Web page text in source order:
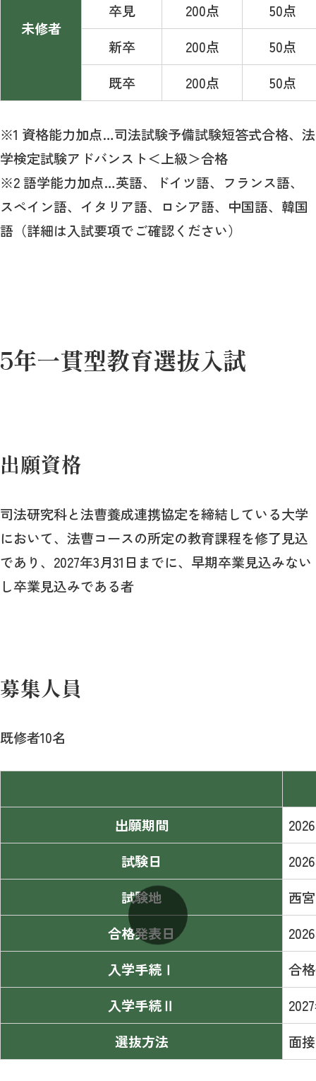
未修者
卒見
200点
50点
新卒
200点
50点
既卒
200点 50点
※1 資格能力加点…司法試験予備試験短答式合格、法
学検定試験アドバンスト＜上級＞合格
※2 語学能力加点…英語、ドイツ語、フランス語、
スペイン語、イタリア語、ロシア語、中国語、韓国
語（詳細は入試要項でご確認ください）
5年一貫型教育選抜入試
出願資格
司法研究科と法曹養成連携協定を締結している大学
において、法曹コースの所定の教育課程を修了見込
であり、2027年3月31日までに、早期卒業見込みない
し卒業見込みである者
募集人員
既修者10名
出願期間
試験日
試験地
西宮
合格発表日
入学手続Ⅰ
合
入学手続Ⅱ
選抜方法
面